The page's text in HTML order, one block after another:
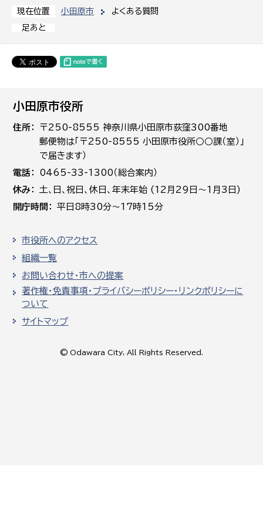
現在位置 小田原市
よくある質問
足あと
小田原市役所
住所
〒250-8555 神奈川県小田原市荻窪300番地
郵便物は「〒250-8555 小田原市役所○○課（室）」
で届きます）
電話
0465-33-1300（総合案内）
休み
土､日､祝日、休日、年末年始 (12月29日～1月3日)
開庁時間
平日8時30分～17時15分
市役所へのアクセス
組織一覧
お問い合わせ・市への提案
著作権・免責事項・プライバシーポリシー・リンクポリシーに
ついて
サイトマップ
© Odawara City, All Rights Reserved.